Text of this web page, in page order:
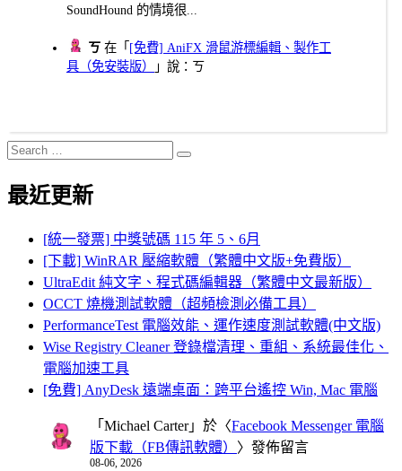
SoundHound 的情境很...
ㄎ 在「 [免費] AniFX 滑鼠游標編輯、製作工
具（免安裝版）
」說：ㄎ
Search
for:
Search
最近更新
[統一發票] 中獎號碼 115 年 5、6月
[下載] WinRAR 壓縮軟體（繁體中文版+免費版）
UltraEdit 純文字、程式碼編輯器（繁體中文最新版）
OCCT 燒機測試軟體（超頻檢測必備工具）
PerformanceTest 電腦效能、運作速度測試軟體(中文版)
Wise Registry Cleaner 登錄檔清理、重組、系統最佳化、
電腦加速工具
[免費] AnyDesk 遠端桌面：跨平台遙控 Win, Mac 電腦
「 Michael Carter」於〈Facebook Messenger 電腦
版下載（FB傳訊軟體） 〉發佈留言
08-06, 2026